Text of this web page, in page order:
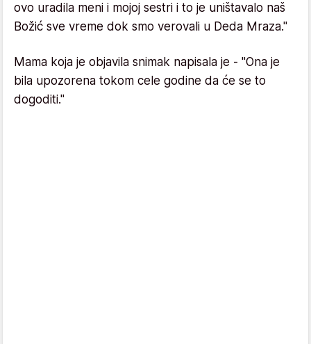
ovo uradila meni i mojoj sestri i to je uništavalo naš
Božić sve vreme dok smo verovali u Deda Mraza."
Mama koja je objavila snimak napisala je - "Ona je
bila upozorena tokom cele godine da će se to
dogoditi."